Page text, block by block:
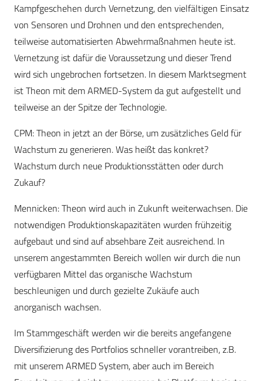
Kampfgeschehen durch Vernetzung, den vielfältigen Einsatz
von Sensoren und Drohnen und den entsprechenden,
teilweise automatisierten Abwehrmaßnahmen heute ist.
Vernetzung ist dafür die Voraussetzung und dieser Trend
wird sich ungebrochen fortsetzen. In diesem Marktsegment
ist Theon mit dem ARMED-System da gut aufgestellt und
teilweise an der Spitze der Technologie.
CPM: Theon in jetzt an der Börse, um zusätzliches Geld für
Wachstum zu generieren. Was heißt das konkret?
Wachstum durch neue Produktionsstätten oder durch
Zukauf?
Mennicken:Theon wird auch in Zukunft weiterwachsen. Die
notwendigen Produktionskapazitäten wurden frühzeitig
aufgebaut und sind auf absehbare Zeit ausreichend. In
unserem angestammten Bereich wollen wir durch die nun
verfügbaren Mittel das organische Wachstum
beschleunigen und durch gezielte Zukäufe auch
anorganisch wachsen.
Im Stammgeschäft werden wir die bereits angefangene
Diversifizierung des Portfolios schneller vorantreiben, z.B.
mit unserem ARMED System, aber auch im Bereich